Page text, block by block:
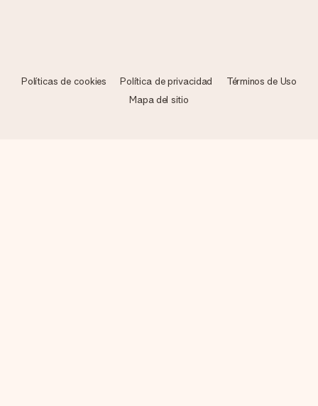
Políticas de cookies Política de privacidad
Términos de Uso
Mapa del sitio